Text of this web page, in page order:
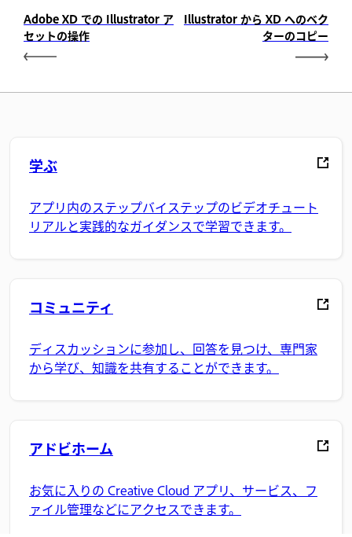
Adobe XD での Illustrator ア
セットの操作
Illustrator から XD へのベク
ターのコピー
学ぶ
アプリ内のステップバイステップのビデオチュート
リアルと実践的なガイダンスで学習できます。
コミュニティ
ディスカッションに参加し、回答を見つけ、専門家
から学び、知識を共有することができます。
アドビホーム
お気に入りの Creative Cloud アプリ、サービス、フ
ァイル管理などにアクセスできます。